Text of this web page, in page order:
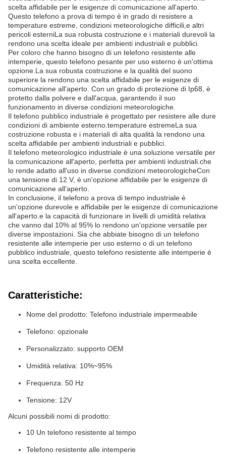
scelta affidabile per le esigenze di comunicazione all'aperto.
Questo telefono a prova di tempo è in grado di resistere a
temperature estreme, condizioni meteorologiche difficili,e altri
pericoli esterniLa sua robusta costruzione e i materiali durevoli la
rendono una scelta ideale per ambienti industriali e pubblici.
Per coloro che hanno bisogno di un telefono resistente alle
intemperie, questo telefono pesante per uso esterno è un'ottima
opzione.La sua robusta costruzione e la qualità del suono
superiore la rendono una scelta affidabile per le esigenze di
comunicazione all'aperto. Con un grado di protezione di Ip68, è
protetto dalla polvere e dall'acqua, garantendo il suo
funzionamento in diverse condizioni meteorologiche.
Il telefono pubblico industriale è progettato per resistere alle dure
condizioni di ambiente esterno.temperature estremeLa sua
costruzione robusta e i materiali di alta qualità la rendono una
scelta affidabile per ambienti industriali e pubblici.
Il telefono meteorologico industriale è una soluzione versatile per
la comunicazione all'aperto, perfetta per ambienti industriali.che
lo rende adatto all'uso in diverse condizioni meteorologicheCon
una tensione di 12 V, è un'opzione affidabile per le esigenze di
comunicazione all'aperto.
In conclusione, il telefono a prova di tempo industriale è
un'opzione durevole e affidabile per le esigenze di comunicazione
all'aperto.e la capacità di funzionare in livelli di umidità relativa
che vanno dal 10% al 95% lo rendono un'opzione versatile per
diverse impostazioni. Sia che abbiate bisogno di un telefono
resistente alle intemperie per uso esterno o di un telefono
pubblico industriale, questo telefono resistente alle intemperie è
una scelta eccellente.
Caratteristiche:
Nome del prodotto: Telefono industriale impermeabile
Telefono: opzionale
Personalizzato: supporto OEM
Umidità relativa: 10%~95%
Frequenza: 50 Hz
Tensione: 12V
Alcuni possibili nomi di prodotto:
10 Un telefono resistente al tempo
Telefono resistente alle intemperie